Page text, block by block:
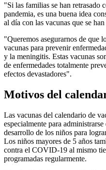
"Si las familias se han retrasado
pandemia, es una buena idea
al día con las vacunas que se
"Queremos asegurarnos de que
vacunas para prevenir
y la meningitis. Estas vacunas
de enfermedades totalmente
efectos devastadores".
Motivos del
Las vacunas del calendario de
especialmente para
desarrollo de los niños para
Los niños mayores de 5 años
contra el COVID-19 al mismo
programadas regularmente.